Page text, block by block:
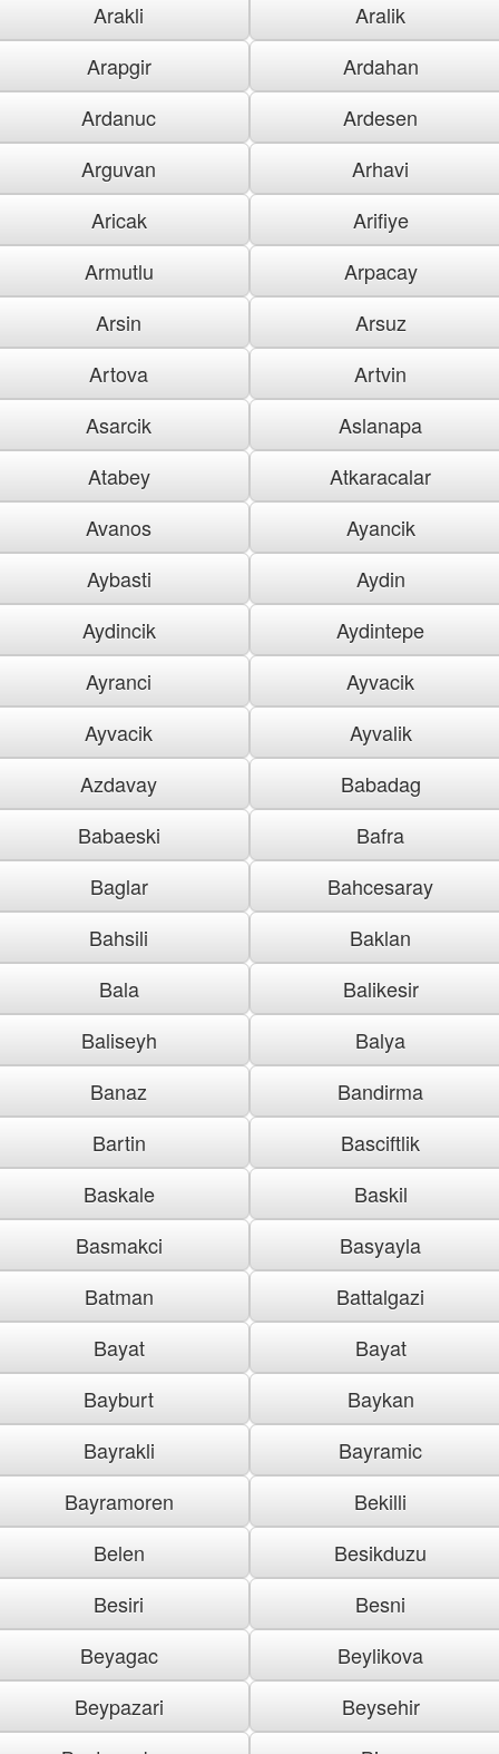
Arakli
Aralik
Arapgir
Ardahan
Ardanuc
Ardesen
Arguvan
Arhavi
Aricak
Arifiye
Armutlu
Arpacay
Arsin
Arsuz
Artova
Artvin
Asarcik
Aslanapa
Atabey
Atkaracalar
Avanos
Ayancik
Aybasti
Aydin
Aydincik
Aydintepe
Ayranci
Ayvacik
Ayvacik
Ayvalik
Azdavay
Babadag
Babaeski
Bafra
Baglar
Bahcesaray
Bahsili
Baklan
Bala
Balikesir
Baliseyh
Balya
Banaz
Bandirma
Bartin
Basciftlik
Baskale
Baskil
Basmakci
Basyayla
Batman
Battalgazi
Bayat
Bayat
Bayburt
Baykan
Bayrakli
Bayramic
Bayramoren
Bekilli
Belen
Besikduzu
Besiri
Besni
Beyagac
Beylikova
Beypazari
Beysehir